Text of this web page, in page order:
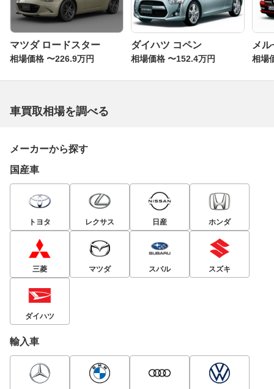
マツダ ロードスター
相場価格 〜226.9万円
ダイハツ コペン
相場価格 〜152.4万円
メ
相場
車買取相場を調べる
メーカーから探す
国産車
トヨタ レクサス 日産 ホンダ
三菱 マツダ スバル スズキ
ダイハツ
輸入車